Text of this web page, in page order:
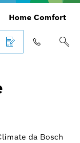
Home Comfort
da Bosch